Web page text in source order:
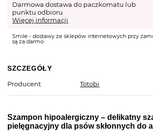
Darmowa dostawa do paczkomatu lub
punktu odbioru
Więcej informacji
Smile - dostawy ze sklepów internetowych przy
są za darmo
SZCZEGÓŁY
Producent
Totobi
Szampon hipoalergiczny – delikatny
pielęgnacyjny dla psów skłonnych do